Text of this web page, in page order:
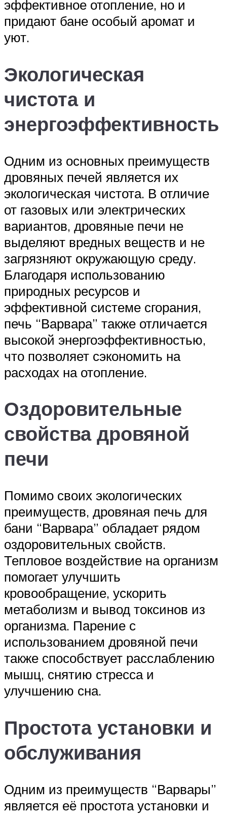
эффективное отопление, но и
придают бане особый аромат и
уют.
Экологическая
чистота и
энергоэффективность
Одним из основных преимуществ
дровяных печей является их
экологическая чистота. В отличие
от газовых или электрических
вариантов, дровяные печи не
выделяют вредных веществ и не
загрязняют окружающую среду.
Благодаря использованию
природных ресурсов и
эффективной системе сгорания,
печь “Варвара” также отличается
высокой энергоэффективностью,
что позволяет сэкономить на
расходах на отопление.
Оздоровительные
свойства дровяной
печи
Помимо своих экологических
преимуществ, дровяная печь для
бани “Варвара” обладает рядом
оздоровительных свойств.
Тепловое воздействие на организм
помогает улучшить
кровообращение, ускорить
метаболизм и вывод токсинов из
организма. Парение с
использованием дровяной печи
также способствует расслаблению
мышц, снятию стресса и
улучшению сна.
Простота установки и
обслуживания
Одним из преимуществ “Варвары”
является её простота установки и